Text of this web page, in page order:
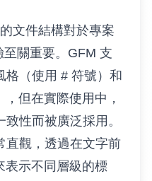
文件結構對於專案
關重要。GFM 支
格（使用 # 符號）和
但在實際使用中，
性而被廣泛採用。
直觀，透過在文字前
表示不同層級的標